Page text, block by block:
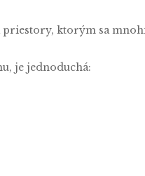
ktorým sa
je jednoduchá: